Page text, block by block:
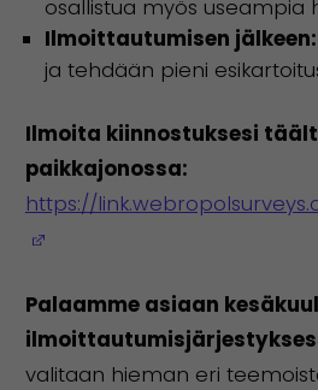
osallistua myös useampia
Ilmoittautumisen jälkeen:
ja tehdään pieni
Ilmoita kiinnostuksesi
paikkajonossa:
https://
Palaamme asiaan
valitaan hieman eri